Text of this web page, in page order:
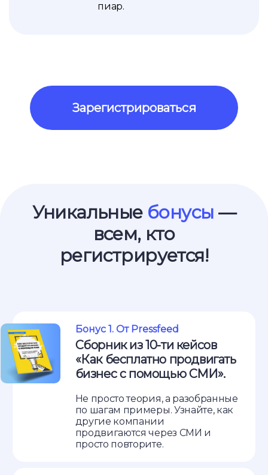
пиар.
Зарегистрироваться
Уникальные бонусы —
всем, кто
регистрируется!
Бонус 1. От Pressfeed
Не просто теория, а разобранные
по шагам примеры. Узнайте, как
другие компании
продвигаются через СМИ и
просто повторите.
Сборник из 10-ти кейсов
«Как бесплатно продвигать
бизнес с помощью СМИ».